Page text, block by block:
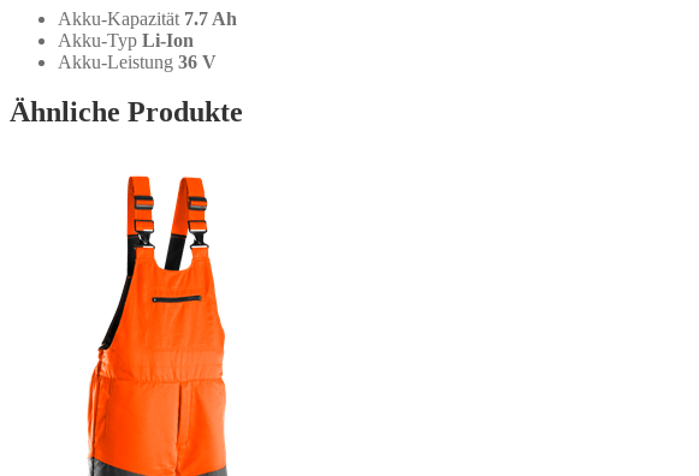
Akku-Kapazität 7.7 Ah
Akku-Typ Li-Ion
Akku-Leistung 36 V
Ähnliche Produkte